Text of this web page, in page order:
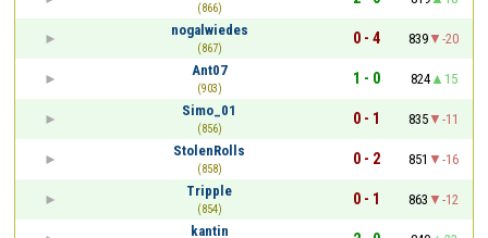
(866)
nogalwiedes
(867)
0 - 4 839
-20
Ant07
(903)
1 - 0 824
15
Simo_01
(856)
0 - 1 835
-11
StolenRolls
(858)
0 - 2 851
-16
Tripple
(854)
0 - 1 863
-12
kantin